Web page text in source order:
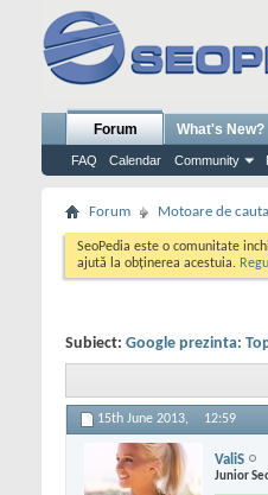
Forum
FAQ Calendar Community
What's New?
Forum Motoare de
SeoPedia este o comunitate
ajută la obținerea acestuia.
Subiect: Google prezinta:
15th June 2013, 12:59
ValiS
Junior